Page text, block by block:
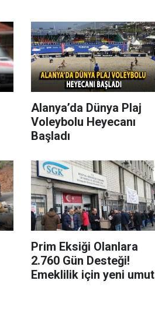
Alanya’da Dünya Plaj
Voleybolu Heyecanı
Başladı
Prim Eksiği Olanlara
2.760 Gün Desteği!
Emeklilik için yeni umut